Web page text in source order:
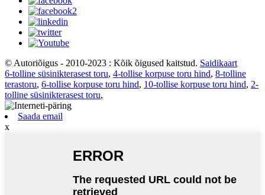
© Autoriõigus - 2010-2023 : Kõik õigused kaitstud. Saidikaart
6-tolline süsinikterasest toru, 4-tollise korpuse toru hind, 8-tolline
terastoru, 6-tollise korpuse toru hind, 10-tollise korpuse toru hind, 2-
tolline süsinikterasest toru,
Saada email
x